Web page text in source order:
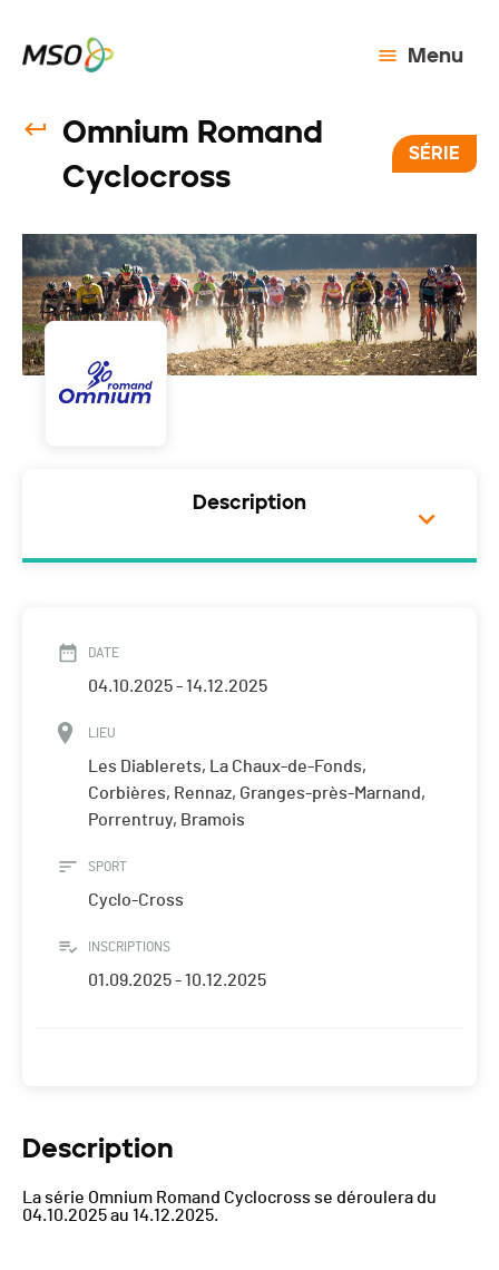
Menu
Omnium Romand
Cyclocross
SÉRIE
Description
DATE
04.10.2025 - 14.12.2025
LIEU
Les Diablerets, La Chaux-de-Fonds,
Corbières, Rennaz, Granges-près-Marnand,
Porrentruy, Bramois
SPORT
Cyclo-Cross
INSCRIPTIONS
01.09.2025 - 10.12.2025
Description
La série Omnium Romand Cyclocross se déroulera du
04.10.2025 au 14.12.2025.